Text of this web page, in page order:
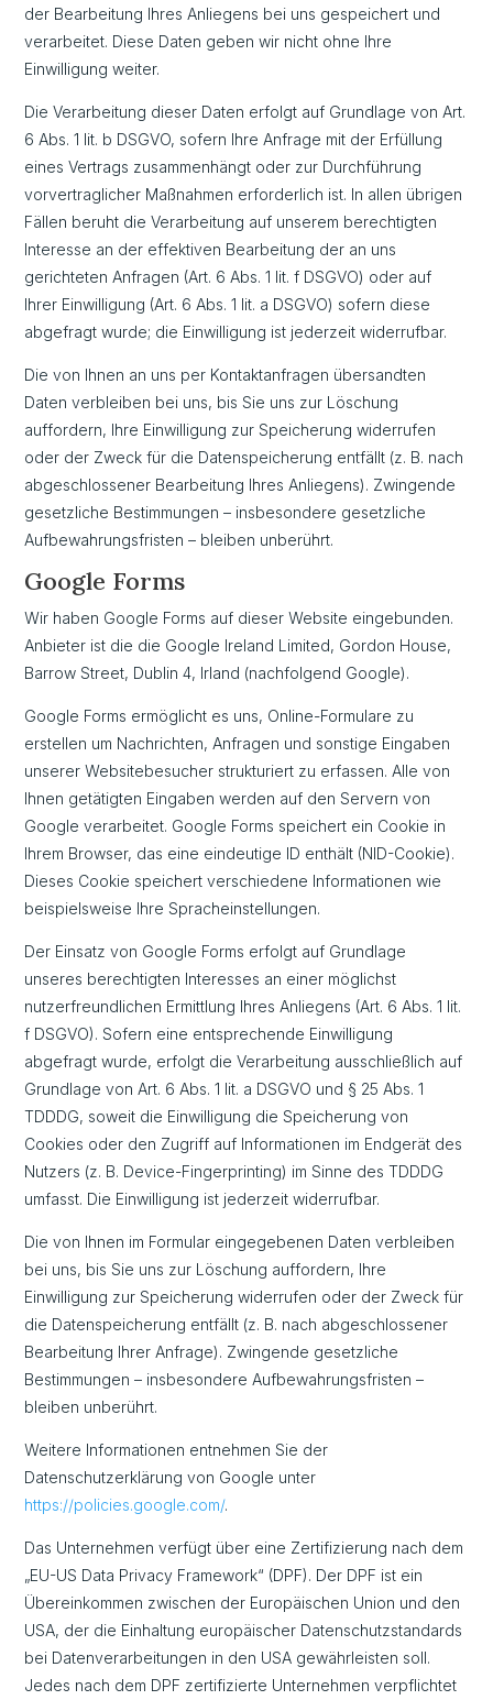
der Bearbeitung Ihres Anliegens bei uns gespeichert und
verarbeitet. Diese Daten geben wir nicht ohne Ihre
Einwilligung weiter.
Die Verarbeitung dieser Daten erfolgt auf Grundlage von Art.
6 Abs. 1 lit. b DSGVO, sofern Ihre Anfrage mit der Erfüllung
eines Vertrags zusammenhängt oder zur Durchführung
vorvertraglicher Maßnahmen erforderlich ist. In allen übrigen
Fällen beruht die Verarbeitung auf unserem berechtigten
Interesse an der effektiven Bearbeitung der an uns
gerichteten Anfragen (Art. 6 Abs. 1 lit. f DSGVO) oder auf
Ihrer Einwilligung (Art. 6 Abs. 1 lit. a DSGVO) sofern diese
abgefragt wurde; die Einwilligung ist jederzeit widerrufbar.
Die von Ihnen an uns per Kontaktanfragen übersandten
Daten verbleiben bei uns, bis Sie uns zur Löschung
auffordern, Ihre Einwilligung zur Speicherung widerrufen
oder der Zweck für die Datenspeicherung entfällt (z. B. nach
abgeschlossener Bearbeitung Ihres Anliegens). Zwingende
gesetzliche Bestimmungen – insbesondere gesetzliche
Aufbewahrungsfristen – bleiben unberührt.
Google Forms
Wir haben Google Forms auf dieser Website eingebunden.
Anbieter ist die die Google Ireland Limited, Gordon House,
Barrow Street, Dublin 4, Irland (nachfolgend Google).
Google Forms ermöglicht es uns, Online-Formulare zu
erstellen um Nachrichten, Anfragen und sonstige Eingaben
unserer Websitebesucher strukturiert zu erfassen. Alle von
Ihnen getätigten Eingaben werden auf den Servern von
Google verarbeitet. Google Forms speichert ein Cookie in
Ihrem Browser, das eine eindeutige ID enthält (NID-Cookie).
Dieses Cookie speichert verschiedene Informationen wie
beispielsweise Ihre Spracheinstellungen.
Der Einsatz von Google Forms erfolgt auf Grundlage
unseres berechtigten Interesses an einer möglichst
nutzerfreundlichen Ermittlung Ihres Anliegens (Art. 6 Abs. 1 lit.
f DSGVO). Sofern eine entsprechende Einwilligung
abgefragt wurde, erfolgt die Verarbeitung ausschließlich auf
Grundlage von Art. 6 Abs. 1 lit. a DSGVO und § 25 Abs. 1
TDDDG, soweit die Einwilligung die Speicherung von
Cookies oder den Zugriff auf Informationen im Endgerät des
Nutzers (z. B. Device-Fingerprinting) im Sinne des TDDDG
umfasst. Die Einwilligung ist jederzeit widerrufbar.
Die von Ihnen im Formular eingegebenen Daten verbleiben
bei uns, bis Sie uns zur Löschung auffordern, Ihre
Einwilligung zur Speicherung widerrufen oder der Zweck für
die Datenspeicherung entfällt (z. B. nach abgeschlossener
Bearbeitung Ihrer Anfrage). Zwingende gesetzliche
Bestimmungen – insbesondere Aufbewahrungsfristen –
bleiben unberührt.
Weitere Informationen entnehmen Sie der
Datenschutzerklärung von Google unter
https://policies.google.com/.
Das Unternehmen verfügt über eine Zertifizierung nach dem
„EU-US Data Privacy Framework“ (DPF). Der DPF ist ein
Übereinkommen zwischen der Europäischen Union und den
USA, der die Einhaltung europäischer Datenschutzstandards
bei Datenverarbeitungen in den USA gewährleisten soll.
Jedes nach dem DPF zertifizierte Unternehmen verpflichtet